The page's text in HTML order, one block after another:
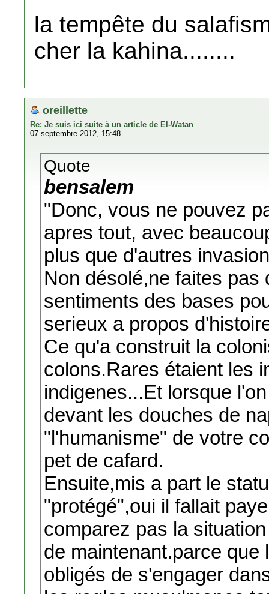
la tempête du
cher la kahina........
oreillette
Re: Je suis ici suite à un article de El-Watan
07 septembre 2012, 15:48
Quote
bensalem
"Donc, vous ne pouvez
apres tout, avec
plus que d'autres
Non désolé,ne faites
sentiments des bases
serieux a propos
Ce qu'a construit la
colons.Rares étaient les
indigenes...Et lorsque
devant les douches de
"l'humanisme" de votre
pet de cafard.
Ensuite,mis a part le
"protégé",oui il fallait
comparez pas la
de maintenant.parce
obligés de s'engager